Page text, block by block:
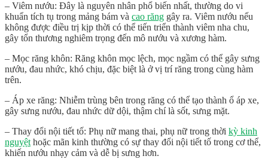
– Viêm nướu: Đây là nguyên nhân phổ biến nhất, thường do vi
khuẩn tích tụ trong mảng bám và cao răng gây ra. Viêm nướu nếu
không được điều trị kịp thời có thể tiến triển thành viêm nha chu,
gây tổn thương nghiêm trọng đến mô nướu và xương hàm.
– Mọc răng khôn: Răng khôn mọc lệch, mọc ngầm có thể gây sưng
nướu, đau nhức, khó chịu, đặc biệt là ở vị trí răng trong cùng hàm
trên.
– Áp xe răng: Nhiễm trùng bên trong răng có thể tạo thành ổ áp xe,
gây sưng nướu, đau nhức dữ dội, thậm chí là sốt, sưng mặt.
– Thay đổi nội tiết tố: Phụ nữ mang thai, phụ nữ trong thời kỳ kinh
nguyệt hoặc mãn kinh thường có sự thay đổi nội tiết tố trong cơ thể,
khiến nướu nhạy cảm và dễ bị sưng hơn.